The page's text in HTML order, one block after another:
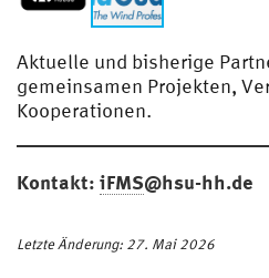
Aktuelle und bisherige
gemeinsamen Projekten,
Kooperationen.
Kontakt: iFMS@hsu-hh.de
Letzte Änderung: 27. Mai 2026